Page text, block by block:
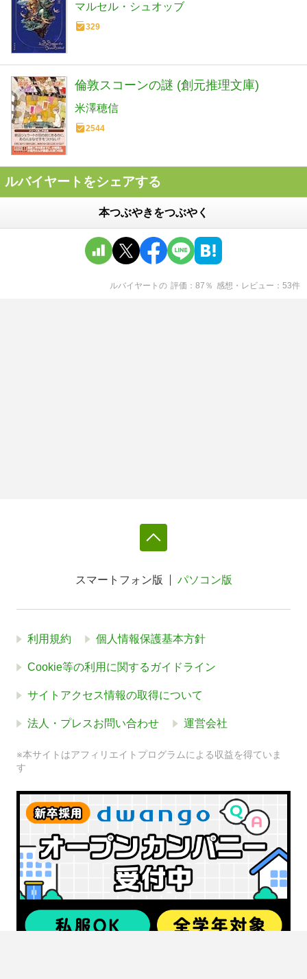
マルセル・シュオッブ
329
倫敦スコーンの謎 (創元推理文庫)
米澤穂信
2544
ルバイヤートをシェアする
本つぶやきをつぶやく
ルバイヤート の 評価 87 ％ 感想・レビュー 53件
スマートフォン版 パソコン版
利用規約 個人情報保護基本方針
Cookie等の利用に関するガイドライン
サイトアクセス情報の取得について
法人・プレスお問い合わせ 運営会社
※本サイトはアフィリエイトプログラムによる収益を得ていま
す